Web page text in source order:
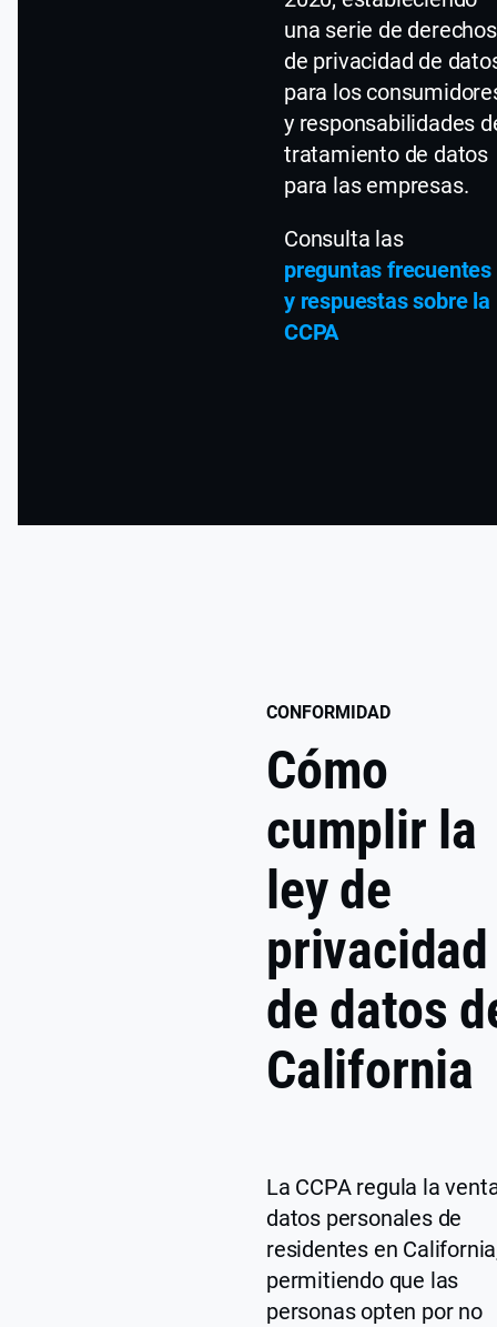
una serie de derechos
de privacidad de
para los
y responsabilidades
tratamiento de datos
para las empresas.
Consulta las
preguntas frecuentes
y respuestas sobre la
CCPA
CONFORMIDAD
Cómo
cumplir la
ley de
privacidad
de datos
California
La CCPA regula la
datos personales de
residentes en
permitiendo que las
personas opten por no